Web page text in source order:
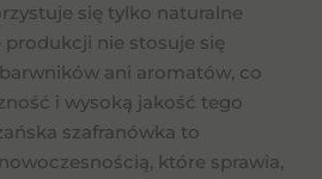
się tylko naturalne
produkcji nie stosuje się
ani aromatów, co
i wysoką jakość tego
szafranówka to
które sprawia,